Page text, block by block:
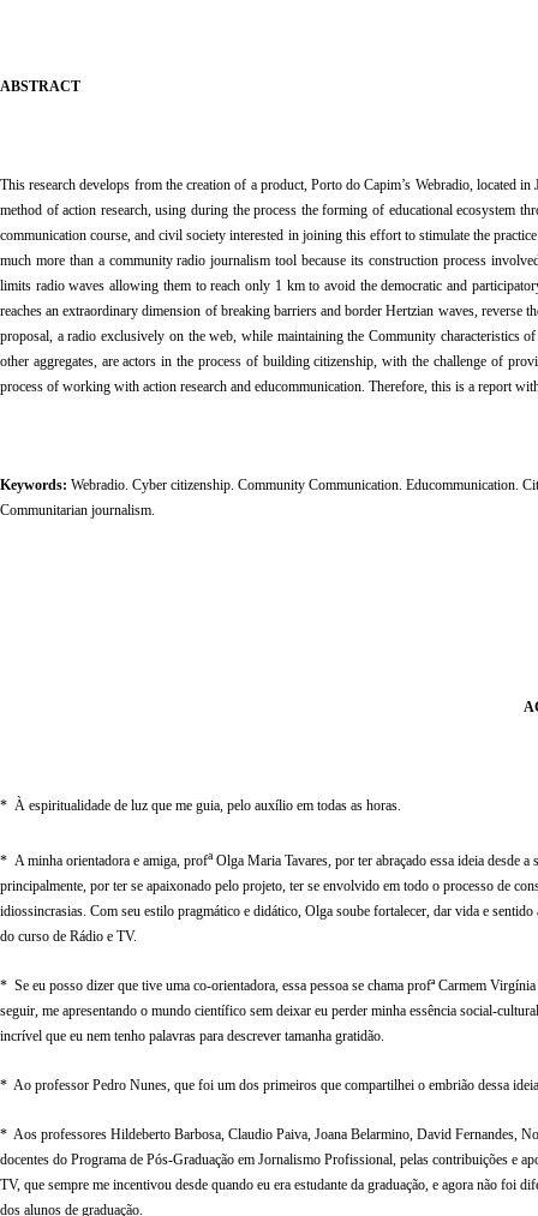
ABSTRACT
This research develops from the creation of a product, Porto do Capim’s Webradio, located
method of action research, using during the process the forming of educational ecosystem
communication course, and civil society interested in joining this effort to stimulate the
much more than a community radio journalism tool because its construction process
limits radio waves allowing them to reach only 1 km to avoid the democratic and
reaches an extraordinary dimension of breaking barriers and border Hertzian waves, reverse
proposal, a radio exclusively on the web, while maintaining the Community characteristics
other aggregates, are actors in the process of building citizenship, with the challenge of
process of working with action research and educommunication. Therefore, this is a report
Keywords: Webradio. Cyber citizenship. Community Communication. Educommunication.
Communitarian journalism.
* À espiritualidade de luz que me guia, pelo auxílio em todas as horas.
* A minha orientadora e amiga, profaOlga Maria Tavares, por ter abraçado essa ideia desde a
principalmente, por ter se apaixonado pelo projeto, ter se envolvido em todo o processo de
idiossincrasias. Com seu estilo pragmático e didático, Olga soube fortalecer, dar vida e
do curso de Rádio e TV.
* Se eu posso dizer que tive uma co-orientadora, essa pessoa se chama profª Carmem
seguir, me apresentando o mundo científico sem deixar eu perder minha essência social-
incrível que eu nem tenho palavras para descrever tamanha gratidão.
* Ao professor Pedro Nunes, que foi um dos primeiros que compartilhei o embrião dessa
* Aos professores Hildeberto Barbosa, Claudio Paiva, Joana Belarmino, David Fernandes,
docentes do Programa de Pós-Graduação em Jornalismo Profissional, pelas contribuições e
TV, que sempre me incentivou desde quando eu era estudante da graduação, e agora não foi
dos alunos de graduação.